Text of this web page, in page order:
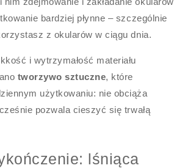
bardziej płynne – szczególnie
z okularów w ciągu dnia.
i wytrzymałość materiału
tworzywo sztuczne, które
użytkowaniu: nie obciąża
pozwala cieszyć się trwałą
lśniąca